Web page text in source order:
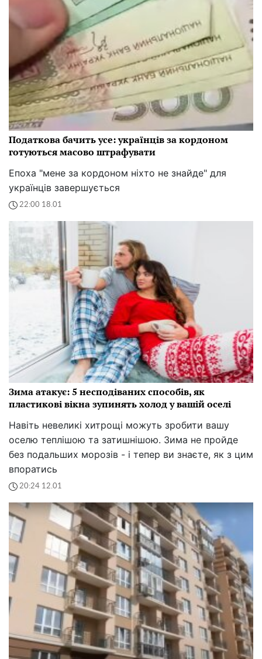
Податкова бачить усе: українців за кордоном
готуються масово штрафувати
Епоха "мене за кордоном ніхто не знайде" для
українців завершується
22:00 18.01
Зима атакує: 5 несподіваних способів, як
пластикові вікна зупинять холод у вашій оселі
Навіть невеликі хитрощі можуть зробити вашу
оселю теплішою та затишнішою. Зима не пройде
без подальших морозів - і тепер ви знаєте, як з цим
впоратись
20:24 12.01